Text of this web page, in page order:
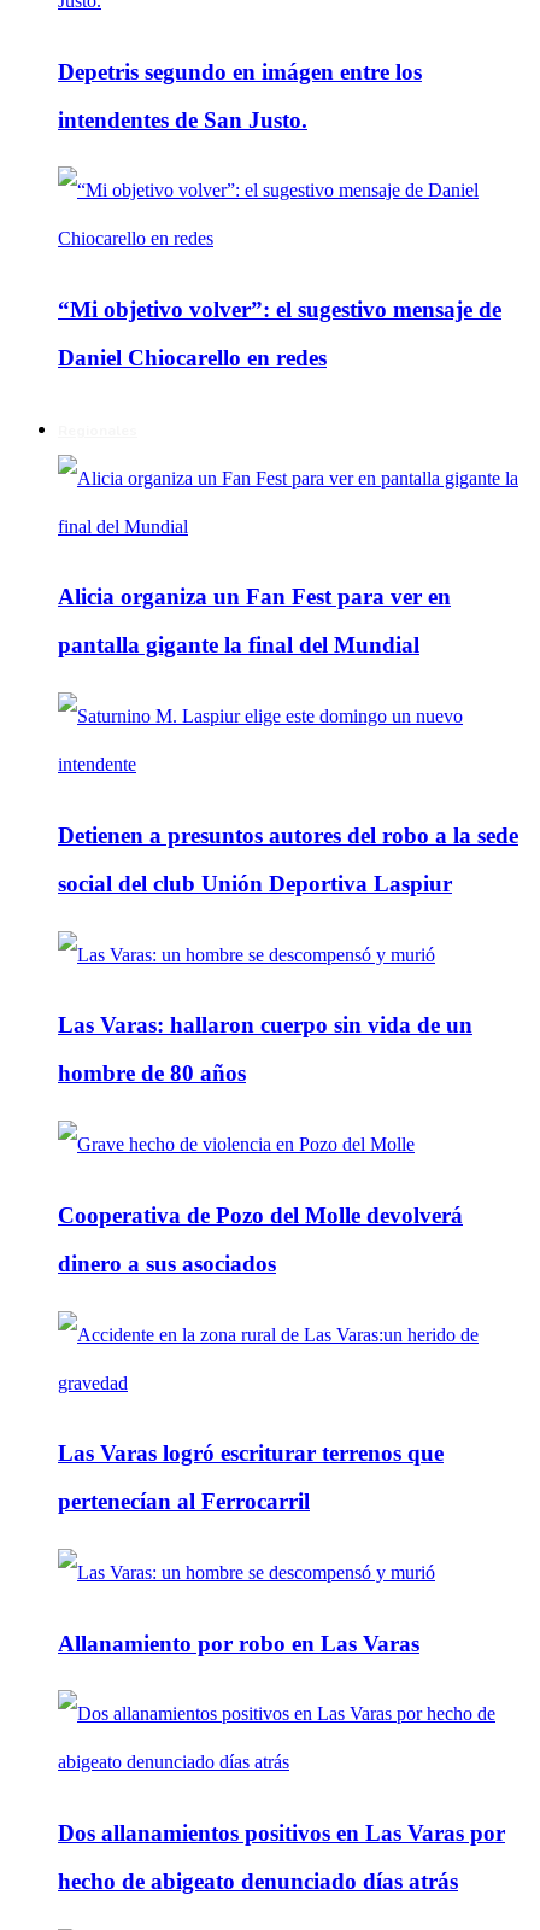
Depetris segundo en imágen entre los
intendentes de San Justo.
“Mi objetivo volver”: el sugestivo mensaje de
Daniel Chiocarello en redes
Alicia organiza un Fan Fest para ver en
pantalla gigante la final del Mundial
Detienen a presuntos autores del robo a la sede
social del club Unión Deportiva Laspiur
Las Varas: hallaron cuerpo sin vida de un
hombre de 80 años
Cooperativa de Pozo del Molle devolverá
dinero a sus asociados
Las Varas logró escriturar terrenos que
pertenecían al Ferrocarril
Allanamiento por robo en Las Varas
Dos allanamientos positivos en Las Varas por
hecho de abigeato denunciado días atrás